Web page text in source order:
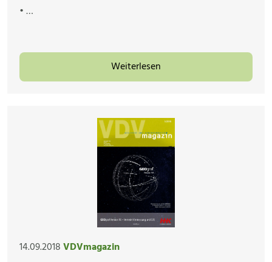
• …
Weiterlesen
14.09.2018VDVmagazin